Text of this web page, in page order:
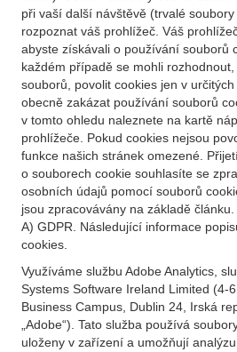
při vaší další návštěvě (trvalé
rozpoznat váš prohlížeč. Váš
abyste získávali o používání souborů
každém případě se mohli
souborů, povolit cookies jen v
obecně zakázat používání souborů
v tomto ohledu naleznete na kartě
prohlížeče. Pokud cookies nejsou
funkce našich stránek omezené.
o souborech cookie souhlasíte se
osobních údajů pomocí souborů
jsou zpracovávány na základě
A) GDPR. Následující informace
cookies.
Využíváme službu Adobe Analytics,
Systems Software Ireland Limited (4-
Business Campus, Dublin 24, Irská
„Adobe“). Tato služba používá
uloženy v zařízení a umožňují